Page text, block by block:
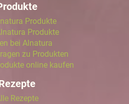
Produkte
Produkte
bei Alnatura
zu Produkten
online kaufen
Rezepte